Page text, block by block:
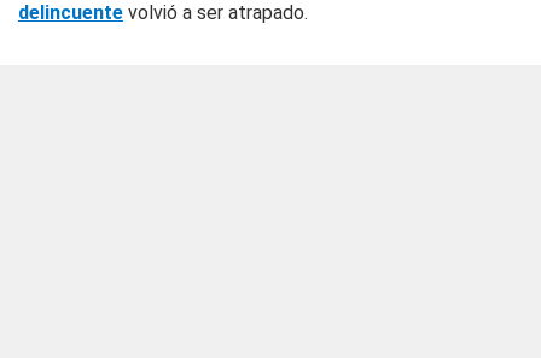
delincuente volvió a ser atrapado.